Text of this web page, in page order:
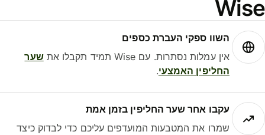
השוו ספקי העברת כספים
אין עמלות נסתרות. עם Wise תמיד תקבלו את
שער
החליפין האמצעי.
עקבו אחר שער החליפין בזמן אמת
שמרו את המטבעות המועדפים עליכם כדי לבדוק כיצד